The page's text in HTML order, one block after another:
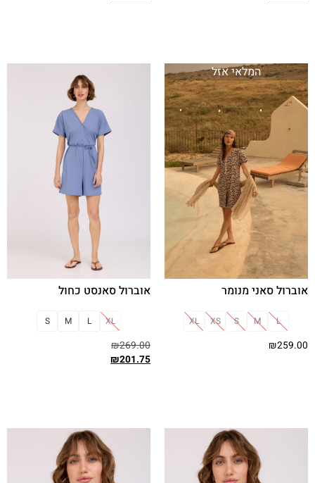
המלאי אזל
אוברול סאני מנומר
L
M
S
XS
XL
₪259.00
אוברול סאנסט כחול
XL
L
M
S
₪269.00
₪201.75